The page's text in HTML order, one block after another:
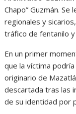
Chapo” Guzmán.
regionales y
tráfico de fentanilo
En un primer
que la víctima
originario de
descartada tras las
de su identidad por